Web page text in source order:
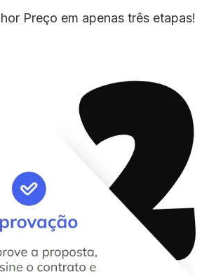
Preço em apenas três etapas!